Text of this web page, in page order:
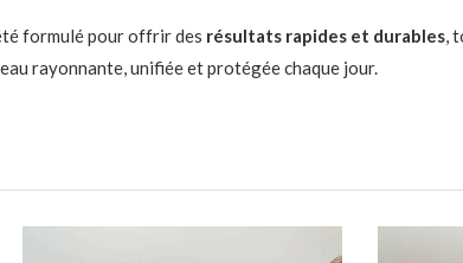
formulé pour offrir des résultats rapides et durables,
rayonnante, unifiée et protégée chaque jour.